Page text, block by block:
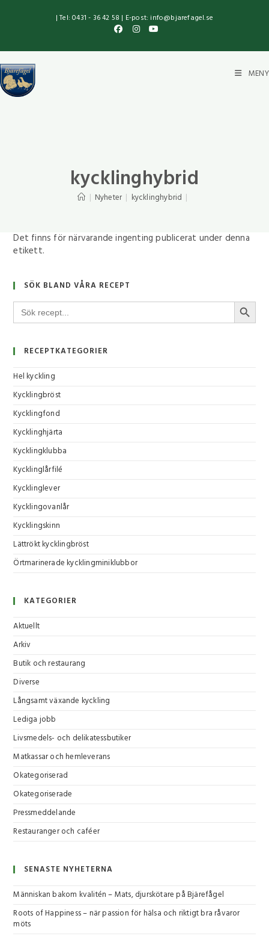
| Tel: 0431 - 36 42 58 | E-post: info@bjarefagel.se
MENY
kycklinghybrid
| Nyheter | kycklinghybrid |
Det finns för närvarande ingenting publicerat under denna
etikett.
SÖK BLAND VÅRA RECEPT
Sök
efter:
RECEPTKATEGORIER
Hel kyckling
Kycklingbröst
Kycklingfond
Kycklinghjärta
Kycklingklubba
Kycklinglårfilé
Kycklinglever
Kycklingovanlår
Kycklingskinn
Lättrökt kycklingbröst
Örtmarinerade kycklingminiklubbor
KATEGORIER
Aktuellt
Arkiv
Butik och restaurang
Diverse
Långsamt växande kyckling
Lediga jobb
Livsmedels- och delikatessbutiker
Matkassar och hemleverans
Okategoriserad
Okategoriserade
Pressmeddelande
Restauranger och caféer
SENASTE NYHETERNA
Människan bakom kvalitén – Mats, djurskötare på Bjärefågel
Roots of Happiness – när passion för hälsa och riktigt bra råvaror
möts